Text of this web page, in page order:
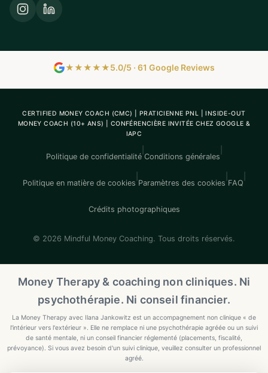
★★★★★5.0/5 · 61 Google Reviews
CERTIFIED MONEY COACH (CMC) | PRATICIENNE PNL | INSIDE-OUT
MONEY COACH (10+ ANS) | CONFÉRENCIÈRE INVITÉE CHEZ GOOGLE &
IAPC
Politique de confidentialité Conditions générales
Politique en matière de cookies Paramètres des cookies FAQ
Crédits photographiques
© 2026 Mindful Money Coaching. Tous droits réservés.
Money Therapy & coaching non cliniques. Ni
psychothérapie. Ni conseil financier.
La Money Therapy avec Ilana Jankowitz est un accompagnement non clinique « de
l'intérieur vers l'extérieur ». Elle ne remplace ni une psychothérapie agréée ou un suivi
de santé mentale, ni un conseil financier réglementé (placements, fiscalité,
prévoyance). Si vous avez besoin d'un suivi clinique, veuillez consulter un professionnel
agréé.